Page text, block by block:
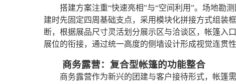
搭建方案注重“快速亮相”与“空间利用”。场地勘
建时先固定四周基础支点，采用模块化拼接方式组装
断，根据展品尺寸灵活划分展示区与洽谈区，帐篷入
展位的衔接，通过统一高度的侧墙设计形成视觉连贯
商务露营：复合型帐篷的功能整合
商务露营作为新兴的团建与客户接待形式，帐篷